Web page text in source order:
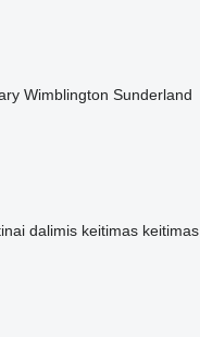
Wimblington Sunderland
dalimis keitimas keitimas